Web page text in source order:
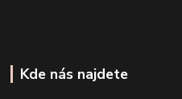
Kde nás najdete